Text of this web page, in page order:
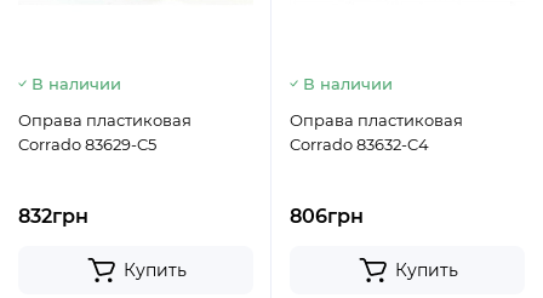
В наличии
Оправа пластиковая
Corrado 83629-C5
832грн
Купить
В наличии
Оправа пластиковая
Corrado 83632-C4
806грн
Купить